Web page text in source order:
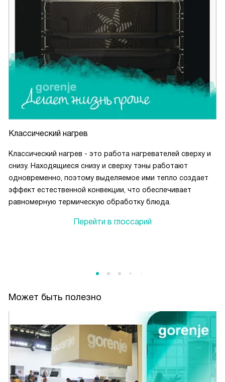
Классический нагрев
Классический нагрев - это работа нагревателей сверху и
снизу. Находящиеся снизу и сверху тэны работают
одновременно, поэтому выделяемое ими тепло создает
эффект естественной конвекции, что обеспечивает
равномерную термическую обработку блюда.
Перейти в глоссарий
Может быть полезно